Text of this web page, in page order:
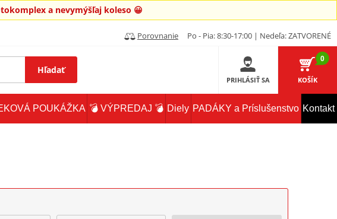
a nevymýšľaj koleso 😀
Porovnanie Po - Pia: 8:30-17:00 | Nedeľa: ZATVORENÉ
Hľadať
PRIHLÁSIŤ SA
0
KOŠÍK
POUKÁŽKA 💣 VÝPREDAJ 💣 Diely PADÁKY a Príslušenstvo Kontakt